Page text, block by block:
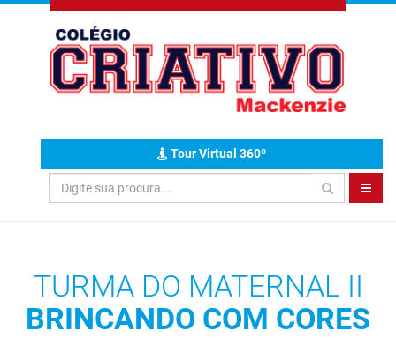
Tour Virtual 360º
TURMA DO MATERNAL II
BRINCANDO COM CORES